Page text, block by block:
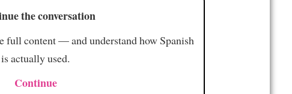
the conversation
full content — and understand how Spanish
is actually used.
Continue